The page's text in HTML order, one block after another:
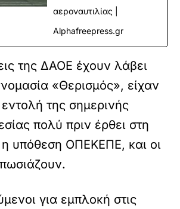
αεροναυτιλίας |
Alphafreepress.gr
της ΔΑΟΕ έχουν λάβει
«Θερισμός», είχαν
εντολή της σημερινής
πολύ πριν έρθει στη
η υπόθεση ΟΠΕΚΕΠΕ, και οι
για εμπλοκή στις